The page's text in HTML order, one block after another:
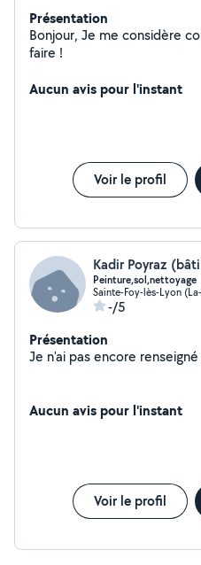
Présentation
Bonjour, Je me considère comme un homme a tout
faire !
Aucun avis pour l'instant
Voir le profil
Kadir Poyraz
Peinture,sol,nettoyage
Sainte-Foy-lès-Lyon
-/5
Présentation
Aucun avis pour l'instant
Voir le profil